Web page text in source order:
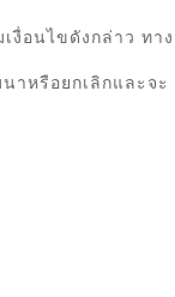
งื่อนไขดังกล่าว ทาง
าหรือยกเลิกและจะ